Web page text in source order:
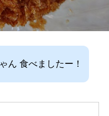
ん 食べましたー！